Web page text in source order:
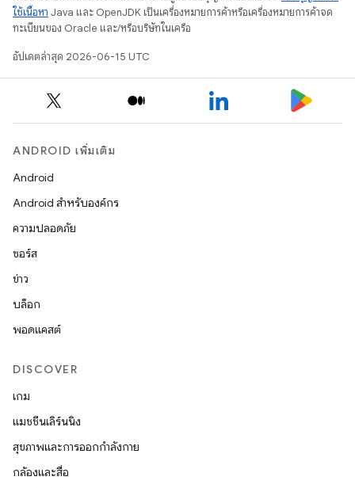
ใช้เนื้อหา Java และ OpenJDK เป็นเครื่องหมายการค้าหรือเครื่องหมายการค้าจด
ทะเบียนของ Oracle และ/หรือบริษัทในเครือ
อัปเดตล่าสุด 2026-06-15 UTC
ANDROID เพิ่มเติม
Android
Android สำหรับองค์กร
ความปลอดภัย
ซอร์ส
ข่าว
บล็อก
พอดแคสต์
DISCOVER
เกม
แมชชีนเลิร์นนิง
สุขภาพและการออกกำลังกาย
กล้องและสื่อ